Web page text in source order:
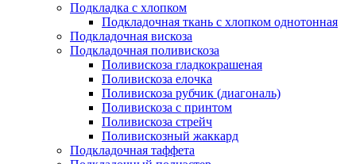
Подкладка с хлопком
Подкладочная ткань с хлопком однотонная
Подкладочная вискоза
Подкладочная поливискоза
Поливискоза гладкокрашеная
Поливискоза елочка
Поливискоза рубчик (диагональ)
Поливискоза с принтом
Поливискоза стрейч
Поливискозный жаккард
Подкладочная таффета